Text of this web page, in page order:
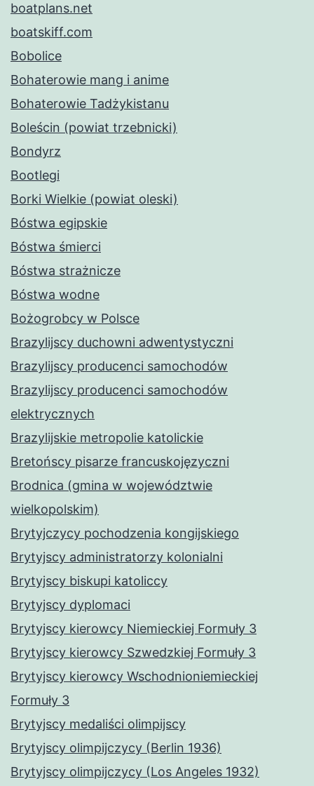
boatplans.net
boatskiff.com
Bobolice
Bohaterowie mang i anime
Bohaterowie Tadżykistanu
Boleścin (powiat trzebnicki)
Bondyrz
Bootlegi
Borki Wielkie (powiat oleski)
Bóstwa egipskie
Bóstwa śmierci
Bóstwa strażnicze
Bóstwa wodne
Bożogrobcy w Polsce
Brazylijscy duchowni adwentystyczni
Brazylijscy producenci samochodów
Brazylijscy producenci samochodów
elektrycznych
Brazylijskie metropolie katolickie
Bretońscy pisarze francuskojęzyczni
Brodnica (gmina w województwie
wielkopolskim)
Brytyjczycy pochodzenia kongijskiego
Brytyjscy administratorzy kolonialni
Brytyjscy biskupi katoliccy
Brytyjscy dyplomaci
Brytyjscy kierowcy Niemieckiej Formuły 3
Brytyjscy kierowcy Szwedzkiej Formuły 3
Brytyjscy kierowcy Wschodnioniemieckiej
Formuły 3
Brytyjscy medaliści olimpijscy
Brytyjscy olimpijczycy (Berlin 1936)
Brytyjscy olimpijczycy (Los Angeles 1932)